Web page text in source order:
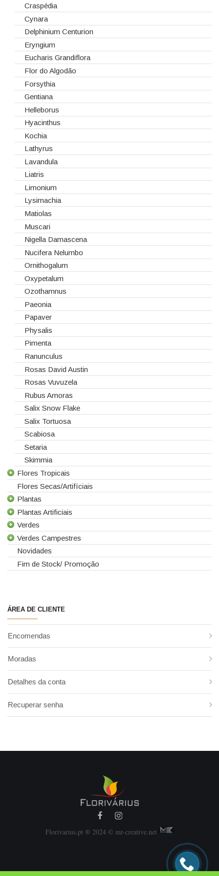
Telas/Tecidos
Vidros
Dalias
Dendrobium
Eremurus
Fresias
Gerberas
Girassol
Gladiolus
Hydrangeas
Ilex
Lilium
Lisiantos
Moluccella
Monoflor
Phaleonopsis
Polianthes - Nardus
Rosas do Equador
Rosas da Holanda
Rosas Nacionais
Rosas Spray
Santini
Sedum
Viburnum
Vivaz
Craspédia
Cynara
Delphinium Centurion
Eryngium
Eucharis Grandiflora
Flor do Algodão
Forsythia
Gentiana
Helleborus
Hyacinthus
Kochia
Lathyrus
Lavandula
Liatris
Limonium
Lysimachia
Matiolas
Muscari
Nigella Damascena
Nucifera Nelumbo
Ornithogalum
Oxypetalum
Ozothamnus
Paeonia
Papaver
Physalis
Pimenta
Ranunculus
Rosas David Austin
Rosas Vuvuzela
Rubus Amoras
Salix Snow Flake
Salix Tortuosa
Scabiosa
Setaria
Skimmia
Flores Tropicais
Todas as Flores Tropicais
Alpinias
Berzelias
Brunias
Curcuma
Gloriosas
Helicónias
Flores Secas/Artifíciais
Plantas
Todas as Plantas
Gerbera de Vaso
Phalaenopsis
Sanseverina
Plantas Artificiais
Todas as Plantas Artificiais
Suculentas Artificiais
Verdes
Todos os Verdes
Asparagus
Aspidistra
Folha de Antúrio
Folhas Estreitas
Monstera
Papiros
Philodendron
Verdes Campestres
Todos os Verdes Campestres
Eucaliptos
Novidades
Fim de Stock/ Promoção
ÁREA DE CLIENTE
Encomendas
Moradas
Detalhes da conta
Recuperar senha
Florivarius.pt ® 2024 © mr-creative.net